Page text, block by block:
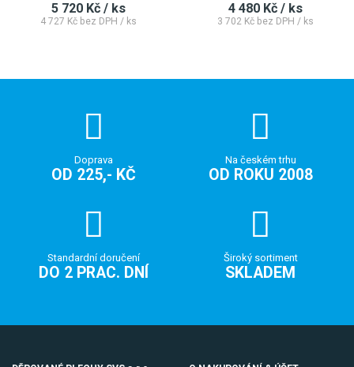
5 720 Kč / ks
4 727 Kč bez DPH / ks
4 480 Kč / ks
3 702 Kč bez DPH / ks
Doprava
OD 225,- KČ
Na českém trhu
OD ROKU 2008
Standardní doručení
DO 2 PRAC. DNÍ
Široký sortiment
SKLADEM